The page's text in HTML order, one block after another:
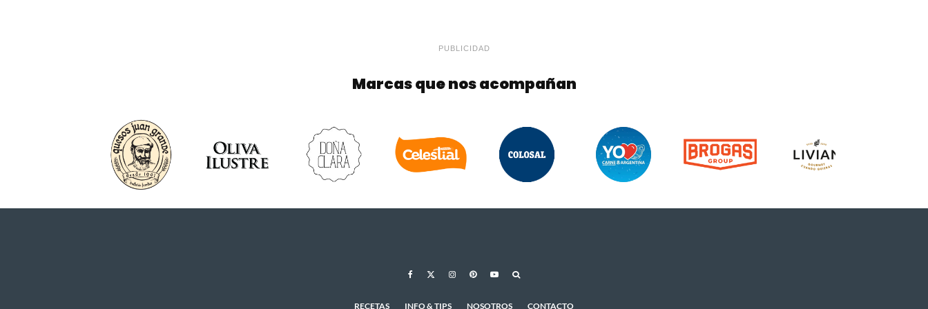
PUBLICIDAD
Marcas que nos acompañan
RECETAS INFO & TIPS NOSOTROS CONTACTO